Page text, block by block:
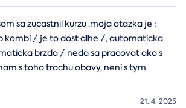
sa zucastnil kurzu .moja otazka je :
kombi / je to dost dlhe /, automaticka
brzda / neda sa pracovat ako s
s toho trochu obavy, neni s tym
21. 4. 2025